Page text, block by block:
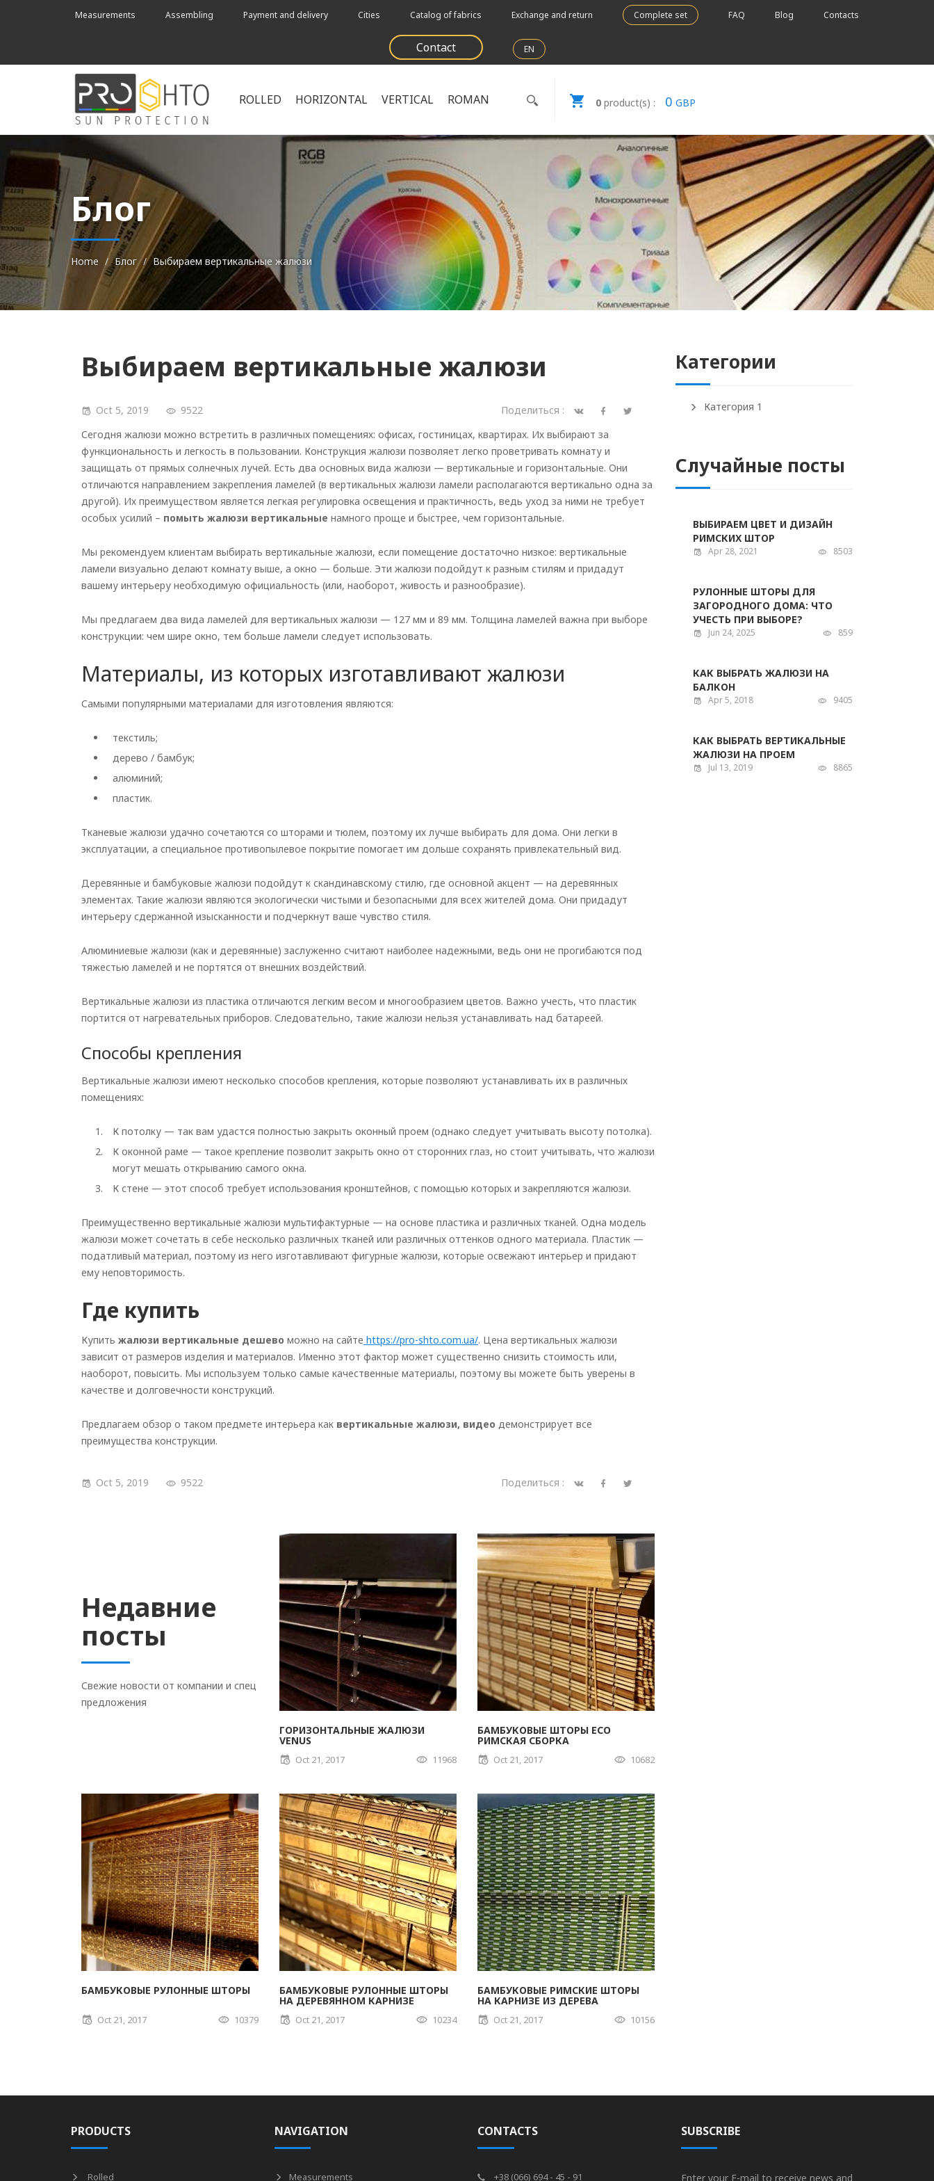
Measurements Assembling Payment and delivery Cities Catalog of fabrics Exchange and return Complete set FAQ Blog Contacts
Contact EN
ROLLED HORIZONTAL VERTICAL ROMAN 0product(s) : 0 GBP
Блог
Home Блог Выбираем вертикальные жалюзи
Выбираем вертикальные жалюзи
Oct 5, 2019 9522
Поделиться :
Сегодня жалюзи можно встретить в различных помещениях: офисах, гостиницах, квартирах. Их выбирают за
функциональность и легкость в пользовании. Конструкция жалюзи позволяет легко проветривать комнату и
защищать от прямых солнечных лучей. Есть два основных вида жалюзи — вертикальные и горизонтальные. Они
отличаются направлением закрепления ламелей (в вертикальных жалюзи ламели располагаются вертикально одна за
другой). Их преимуществом является легкая регулировка освещения и практичность, ведь уход за ними не требует
особых усилий – помыть жалюзи вертикальные намного проще и быстрее, чем горизонтальные.
Мы рекомендуем клиентам выбирать вертикальные жалюзи, если помещение достаточно низкое: вертикальные
ламели визуально делают комнату выше, а окно — больше. Эти жалюзи подойдут к разным стилям и придадут
вашему интерьеру необходимую официальность (или, наоборот, живость и разнообразие).
Мы предлагаем два вида ламелей для вертикальных жалюзи — 127 мм и 89 мм. Толщина ламелей важна при выборе
конструкции: чем шире окно, тем больше ламели следует использовать.
Материалы, из которых изготавливают жалюзи
Самыми популярными материалами для изготовления являются:
текстиль;
дерево / бамбук;
алюминий;
пластик.
Тканевые жалюзи удачно сочетаются со шторами и тюлем, поэтому их лучше выбирать для дома. Они легки в
эксплуатации, а специальное противопылевое покрытие помогает им дольше сохранять привлекательный вид.
Деревянные и бамбуковые жалюзи подойдут к скандинавскому стилю, где основной акцент — на деревянных
элементах. Такие жалюзи являются экологически чистыми и безопасными для всех жителей дома. Они придадут
интерьеру сдержанной изысканности и подчеркнут ваше чувство стиля.
Алюминиевые жалюзи (как и деревянные) заслуженно считают наиболее надежными, ведь они не прогибаются под
тяжестью ламелей и не портятся от внешних воздействий.
Вертикальные жалюзи из пластика отличаются легким весом и многообразием цветов. Важно учесть, что пластик
портится от нагревательных приборов. Следовательно, такие жалюзи нельзя устанавливать над батареей.
Способы крепления
Вертикальные жалюзи имеют несколько способов крепления, которые позволяют устанавливать их в различных
помещениях:
К потолку — так вам удастся полностью закрыть оконный проем (однако следует учитывать высоту потолка).
К оконной раме — такое крепление позволит закрыть окно от сторонних глаз, но стоит учитывать, что жалюзи
могут мешать открыванию самого окна.
К стене — этот способ требует использования кронштейнов, с помощью которых и закрепляются жалюзи.
Преимущественно вертикальные жалюзи мультифактурные — на основе пластика и различных тканей. Одна модель
жалюзи может сочетать в себе несколько различных тканей или различных оттенков одного материала. Пластик —
податливый материал, поэтому из него изготавливают фигурные жалюзи, которые освежают интерьер и придают
ему неповторимость.
Где купить
Купить жалюзи вертикальные дешево можно на сайте https://pro-shto.com.ua/. Цена вертикальных жалюзи
зависит от размеров изделия и материалов. Именно этот фактор может существенно снизить стоимость или,
наоборот, повысить. Мы используем только самые качественные материалы, поэтому вы можете быть уверены в
качестве и долговечности конструкций.
Предлагаем обзор о таком предмете интерьера как вертикальные жалюзи, видео демонстрирует все
преимущества конструкции.
Oct 5, 2019 9522 Поделиться :
Недавние
посты
Свежие новости от компании и спец
предложения
ГОРИЗОНТАЛЬНЫЕ ЖАЛЮЗИ
VENUS
Oct 21, 2017 11968
БАМБУКОВЫЕ ШТОРЫ ECO
РИМСКАЯ СБОРКА
Oct 21, 2017 10682
БАМБУКОВЫЕ РУЛОННЫЕ ШТОРЫ
Oct 21, 2017 10379
БАМБУКОВЫЕ РУЛОННЫЕ ШТОРЫ
НА ДЕРЕВЯННОМ КАРНИЗЕ
Oct 21, 2017 10234
БАМБУКОВЫЕ РИМСКИЕ ШТОРЫ
НА КАРНИЗЕ ИЗ ДЕРЕВА
Oct 21, 2017 10156
Категории
Категория 1
Случайные посты
ВЫБИРАЕМ ЦВЕТ И ДИЗАЙН
РИМСКИХ ШТОР
Apr 28, 2021 8503
РУЛОННЫЕ ШТОРЫ ДЛЯ
ЗАГОРОДНОГО ДОМА: ЧТО
УЧЕСТЬ ПРИ ВЫБОРЕ?
Jun 24, 2025 859
КАК ВЫБРАТЬ ЖАЛЮЗИ НА
БАЛКОН
Apr 5, 2018 9405
КАК ВЫБРАТЬ ВЕРТИКАЛЬНЫЕ
ЖАЛЮЗИ НА ПРОЕМ
Jul 13, 2019 8865
PRODUCTS
Rolled
NAVIGATION
Measurements
CONTACTS
+38 (066) 694 - 45 - 91
SUBSCRIBE
Enter your E-mail to receive news and